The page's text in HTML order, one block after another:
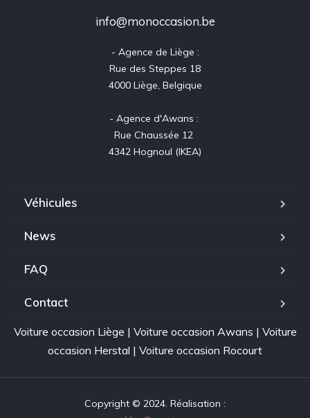
info@monoccasion.be
- Agence de Liège :
Rue des Steppes 18
4000 Liège, Belgique
- Agence d'Awans :
Rue Chaussée 12
4342 Hognoul (IKEA)
Véhicules
News
FAQ
Contact
Voiture occasion Liège | Voiture occasion Awans | Voiture
occasion Herstal | Voiture occasion Rocourt
Copyright © 2024. Réalisation :